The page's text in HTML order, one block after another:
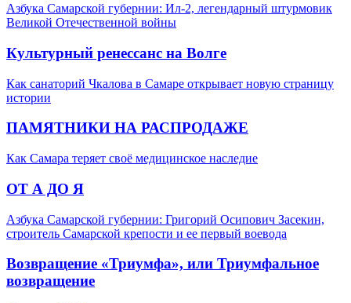
Азбука Самарской губернии: Ил-2, легендарный штурмовик
Великой Отечественной войны
Культурный ренессанс на Волге
Как санаторий Чкалова в Самаре открывает новую страницу
истории
ПАМЯТНИКИ НА РАСПРОДАЖЕ
Как Самара теряет своё медицинское наследие
ОТ А ДО Я
Азбука Самарской губернии: Григорий Осипович Засекин,
строитель Самарской крепости и ее первый воевода
Возвращение «Триумфа», или Триумфальное
возвращение